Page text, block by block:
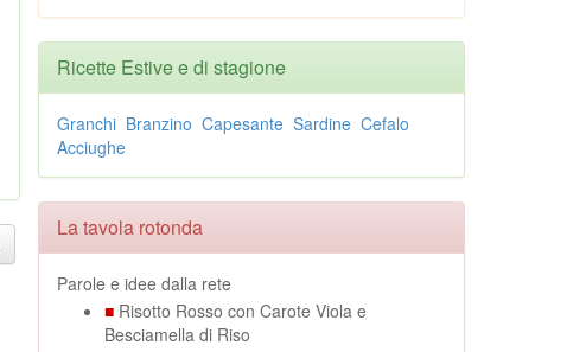
Ricette Estive e di stagione
Granchi Branzino Capesante Sardine Cefalo
Acciughe
La tavola rotonda
Parole e idee dalla rete
■ Risotto Rosso con Carote Viola e
Besciamella di Riso